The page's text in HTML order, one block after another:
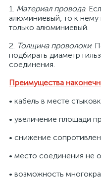
1. Материал провода.
алюминиевый, то к нему
только алюминиевый.
2. Толщина проволоки.
подбирать диаметр
соединения.
Преимущества
• кабель в месте
• увеличение площади
• снижение
• место соединения не
• возможность